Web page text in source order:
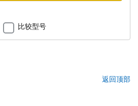
比较型号
返回顶部